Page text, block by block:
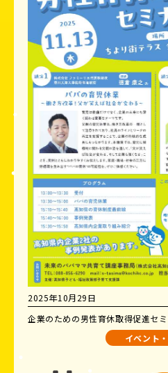
2025年10月29日
企業のための男性育休取得促進セ
イベント